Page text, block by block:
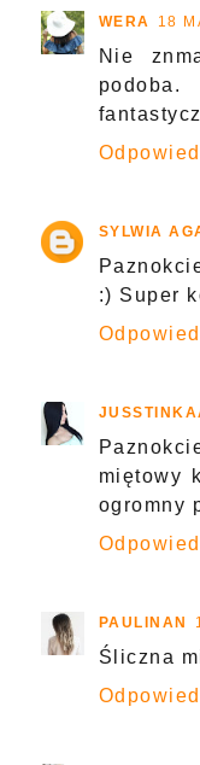
WERA 18
Nie
SYLWIA
:) Super
miętowy
ogromny
PAULINAN
Śliczna